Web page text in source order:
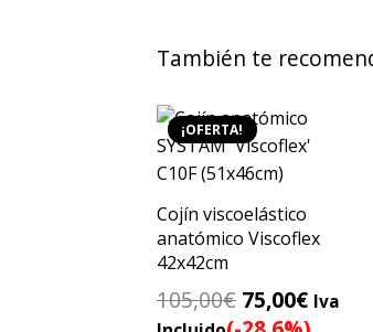
También te
¡OFERTA!
Cojín viscoelástico
anatómico Viscoflex
42x42cm
105,00€ El
75,00€ElIva